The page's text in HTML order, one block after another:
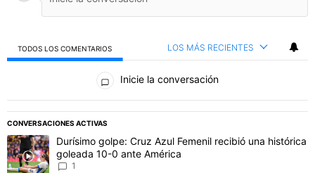
TODOS LOS COMENTARIOS LOS MÁS RECIENTES
Todos los comentarios
Inicie la conversación
CONVERSACIONES ACTIVAS
Este listado muestra los artículos con más comentarios en los
Un artículo de tendencia con el título "Durísimo golpe: Cruz Azul
Durísimo golpe: Cruz Azul Femenil recibió una histórica
goleada 10-0 ante América
1